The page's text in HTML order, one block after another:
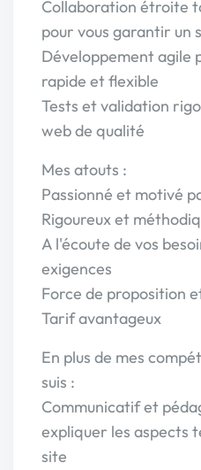
Collaboration étroite
pour vous garantir un
Développement agile
rapide et flexible
Tests et validation
web de qualité
Mes atouts :
Passionné et motivé
Rigoureux et
A l'écoute de vos
exigences
Force de proposition
Tarif avantageux
En plus de mes
suis :
Communicatif et
expliquer les aspects
site